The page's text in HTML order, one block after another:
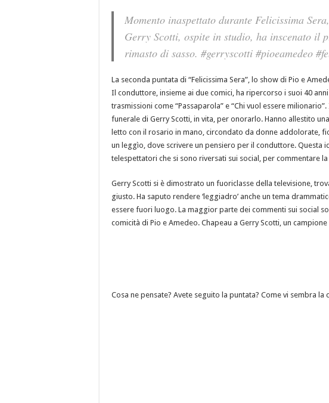
Momento inaspettato durante Felicissima
Gerry Scotti, ospite in studio, ha inscenato il
rimasto di sasso. #gerryscotti #pioeamedeo
La seconda puntata di “Felicissima Sera”, lo show di Pio e
Il conduttore, insieme ai due comici, ha ripercorso i suoi 40
trasmissioni come “Passaparola” e “Chi vuol essere
funerale di Gerry Scotti, in vita, per onorarlo. Hanno allestito
letto con il rosario in mano, circondato da donne addolorate,
un leggìo, dove scrivere un pensiero per il conduttore. Questa
telespettatori che si sono riversati sui social, per commentare
Gerry Scotti si è dimostrato un fuoriclasse della televisione,
giusto. Ha saputo rendere ‘leggiadro’ anche un tema
essere fuori luogo. La maggior parte dei commenti sui social
comicità di Pio e Amedeo. Chapeau a Gerry Scotti, un
Cosa ne pensate? Avete seguito la puntata? Come vi sembra